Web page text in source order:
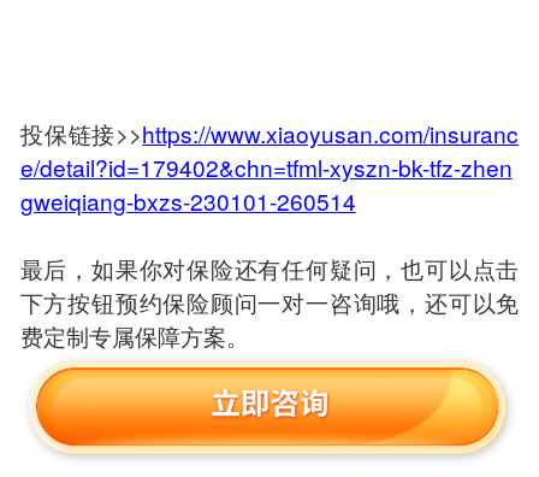
投保链接>>https://www.xiaoyusan.com/insuranc
e/detail?id=179402&chn=tfml-xyszn-bk-tfz-zhen
gweiqiang-bxzs-230101-260514
最后，如果你对保险还有任何疑问，也可以点击
下方按钮预约保险顾问一对一咨询哦，还可以免
费定制专属保障方案。